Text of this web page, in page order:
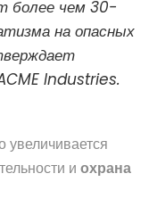
более чем 30-
на опасных
Industries.
увеличивается
и охрана